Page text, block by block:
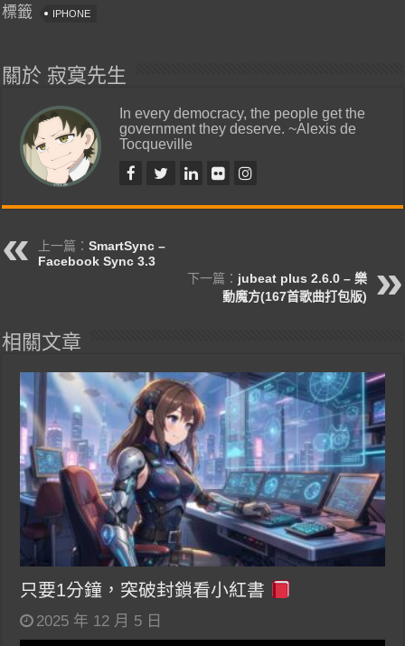
標籤 IPHONE
關於 寂寞先生
In every democracy, the people get the
government they deserve. ~Alexis de
Tocqueville
上一篇：SmartSync –
Facebook Sync 3.3
下一篇： jubeat plus 2.6.0 – 樂
動魔方(167首歌曲打包版)
相關文章
只要1分鐘，突破封鎖看小紅書
2025 年 12 月 5 日